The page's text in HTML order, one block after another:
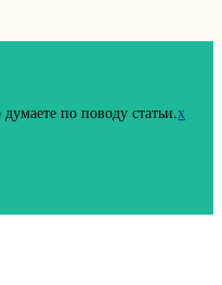
по поводу статьи.x